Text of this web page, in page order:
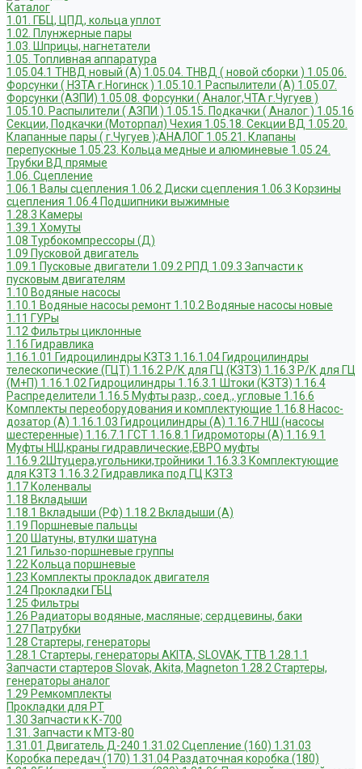
Каталог
1.01. ГБЦ, ЦПД, кольца уплот
1.02. Плунжерные пары
1.03. Шприцы, нагнетатели
1.05. Топливная аппаратура
1.05.04.1 ТНВД новый (А) 1.05.04. ТНВД ( новой сборки ) 1.05.06.
Форсунки ( НЗТА г.Ногинск ) 1.05.10.1 Распылители (А) 1.05.07.
Форсунки (АЗПИ) 1.05.08. Форсунки ( Аналог,ЧТА г.Чугуев )
1.05.10. Распылители ( АЗПИ ) 1.05.15. Подкачки ( Аналог ) 1.05.16
Секции, Подкачки (Моторпал) Чехия 1.05.18. Секции ВД 1.05.20.
Клапанные пары ( г.Чугуев );АНАЛОГ 1.05.21. Клапаны
перепускные 1.05.23. Кольца медные и алюминевые 1.05.24.
Трубки ВД прямые
1.06. Сцепление
1.06.1 Валы сцепления 1.06.2 Диски сцепления 1.06.3 Корзины
сцепления 1.06.4 Подшипники выжимные
1.28.3 Камеры
1.39.1 Хомуты
1.08 Турбокомпрессоры (Д)
1.09 Пусковой двигатель
1.09.1 Пусковые двигатели 1.09.2 РПД 1.09.3 Запчасти к
пусковым двигателям
1.10 Водяные насосы
1.10.1 Водяные насосы ремонт 1.10.2 Водяные насосы новые
1.11 ГУРы
1.12 Фильтры циклонные
1.16 Гидравлика
1.16.1.01 Гидроцилиндры КЗТЗ 1.16.1.04 Гидроцилиндры
телескопические (ГЦТ) 1.16.2 Р/К для ГЦ (КЗТЗ) 1.16.3 Р/К для ГЦ
(М+П) 1.16.1.02 Гидроцилиндры 1.16.3.1 Штоки (КЗТЗ) 1.16.4
Распределители 1.16.5 Муфты разр., соед., угловые 1.16.6
Комплекты переоборудования и комплектующие 1.16.8 Насос-
дозатор (А) 1.16.1.03 Гидроцилиндры (А) 1.16.7 НШ (насосы
шестеренные) 1.16.7.1 ГСТ 1.16.8.1 Гидромоторы (А) 1.16.9.1
Муфты НШ,краны гидравлические,ЕВРО муфты
1.16.9.2Штуцера,угольники,тройники 1.16.3.3 Комплектующие
для КЗТЗ 1.16.3.2 Гидравлика под ГЦ КЗТЗ
1.17 Коленвалы
1.18 Вкладыши
1.18.1 Вкладыши (РФ) 1.18.2 Вкладыши (А)
1.19 Поршневые пальцы
1.20 Шатуны, втулки шатуна
1.21 Гильзо-поршневые группы
1.22 Кольца поршневые
1.23 Комплекты прокладок двигателя
1.24 Прокладки ГБЦ
1.25 Фильтры
1.26 Радиаторы водяные, масляные; сердцевины, баки
1.27 Патрубки
1.28 Стартеры, генераторы
1.28.1 Стартеры, генераторы AKITA, SLOVAK, ТТВ 1.28.1.1
Запчасти стартеров Slovak, Akita, Magneton 1.28.2 Стартеры,
генераторы аналог
1.29 Ремкомплекты
Прокладки для РТ
1.30 Запчасти к К-700
1.31. Запчасти к МТЗ-80
1.31.01 Двигатель Д-240 1.31.02 Сцепление (160) 1.31.03
Коробка передач (170) 1.31.04 Раздаточная коробка (180)